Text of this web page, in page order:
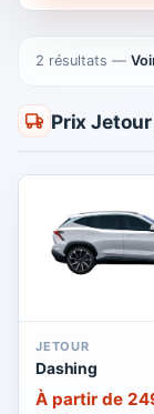
2 résultats —
Prix
JETOUR
Dashing
À partir de